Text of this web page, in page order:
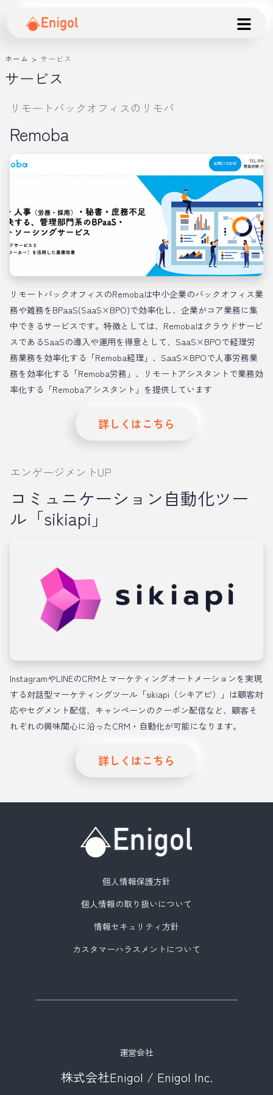
ホーム > サービス
サービス
リモートバックオフィスのリモバ
Remoba
リモートバックオフィスのRemobaは中小企業のバックオフィス業
務や雑務をBPaaS(SaaS×BPO)で効率化し、企業がコア業務に集
中できるサービスです。特徴としては、Remobaはクラウドサービ
スであるSaaSの導入や運用を得意として、SaaS×BPOで経理労
務業務を効率化する「Remoba経理」、SaaS×BPOで人事労務業
務を効率化する「Remoba労務」、リモートアシスタントで業務効
率化する「Remobaアシスタント」を提供しています
詳しくはこちら
エンゲージメントUP
コミュニケーション自動化ツー
ル「sikiapi」
InstagramやLINEのCRMとマーケティングオートメーションを実現
する対話型マーケティングツール「sikiapi（シキアピ）」は顧客対
応やセグメント配信、キャンペーンのクーポン配信など、顧客そ
れぞれの興味関心に沿ったCRM・自動化が可能になります。
詳しくはこちら
個人情報保護方針
個人情報の取り扱いについて
情報セキュリティ方針
カスタマーハラスメントについて
運営会社
株式会社Enigol / Enigol Inc.